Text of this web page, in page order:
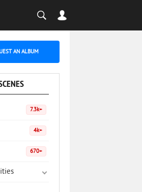
AN ALBUM
7.3k+
4k+
670+